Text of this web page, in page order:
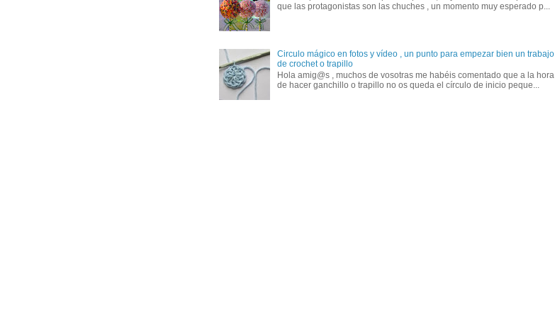
que las protagonistas son las chuches , un momento muy esperado p...
Circulo mágico en fotos y vídeo , un punto para empezar bien un trabajo
de crochet o trapillo
Hola amig@s , muchos de vosotras me habéis comentado que a la hora
de hacer ganchillo o trapillo no os queda el círculo de inicio peque...